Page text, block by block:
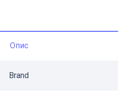
Опис
Brand